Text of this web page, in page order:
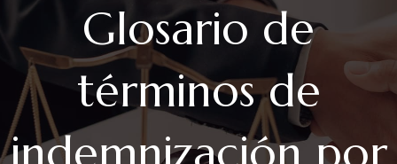
Glosario de
términos de